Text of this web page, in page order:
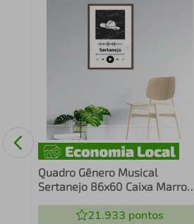
Quadro Gênero Musical
Sertanejo 86x60 Caixa
21.933 pontos